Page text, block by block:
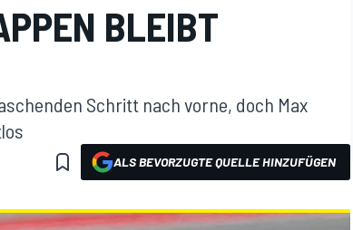
BLEIBT
Schritt nach vorne, doch Max
ALS BEVORZUGTE QUELLE HINZUFÜGEN